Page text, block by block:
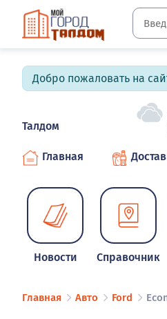
Добро пожаловать на
Талдом
Главная
Новости Справочник
Главная Авто Ford